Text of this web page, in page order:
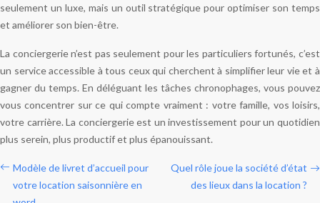
seulement un luxe, mais un outil stratégique pour optimiser son temps
et améliorer son bien-être.
La conciergerie n’est pas seulement pour les particuliers fortunés, c’est
un service accessible à tous ceux qui cherchent à simplifier leur vie et à
gagner du temps. En déléguant les tâches chronophages, vous pouvez
vous concentrer sur ce qui compte vraiment : votre famille, vos loisirs,
votre carrière. La conciergerie est un investissement pour un quotidien
plus serein, plus productif et plus épanouissant.
Modèle de livret d’accueil pour
votre location saisonnière en
Quel rôle joue la société d’état
des lieux dans la location ?